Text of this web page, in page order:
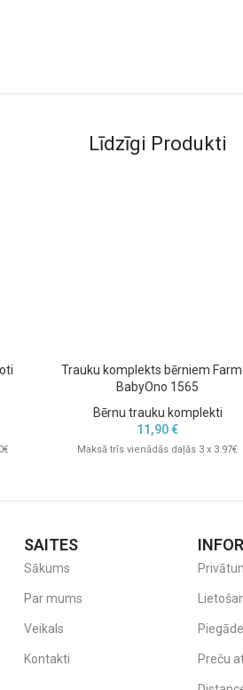
Līdzīgi Produkti
Trauku komplekts bērniem
BabyOno 1565
Bērnu trauku komplekti
11,90€
Maksā trīs vienādās daļās 3 x 3.97€
SAITES
Sākums
Par mums
Veikals
Kontakti Preču